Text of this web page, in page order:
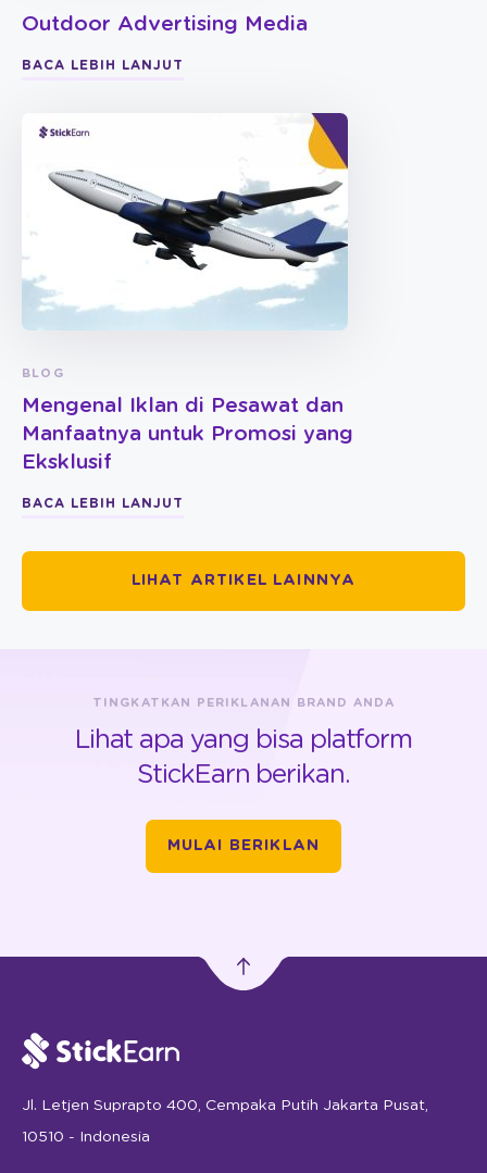
Outdoor Advertising Media
BACA LEBIH LANJUT
BLOG
Mengenal Iklan di Pesawat dan
Manfaatnya untuk Promosi yang
Eksklusif
BACA LEBIH LANJUT
LIHAT ARTIKEL LAINNYA
TINGKATKAN PERIKLANAN BRAND ANDA
Lihat apa yang bisa platform
StickEarn berikan.
MULAI BERIKLAN
Jl. Letjen Suprapto 400, Cempaka Putih Jakarta Pusat,
10510 - Indonesia